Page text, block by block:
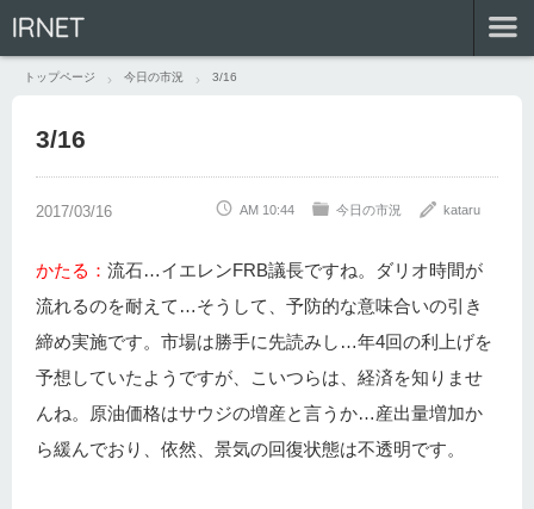
IRNET
トップページ 今日の市況 3/16
3/16
AM 10:44 今日の市況 kataru
かたる： 流石…イエレンFRB議長ですね。ダリオ時間が
流れるのを耐えて…そうして、予防的な意味合いの引き
締め実施です。市場は勝手に先読みし…年4回の利上げを
予想していたようですが、こいつらは、経済を知りませ
んね。原油価格はサウジの増産と言うか…産出量増加か
ら緩んでおり、依然、景気の回復状態は不透明です。